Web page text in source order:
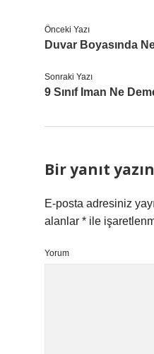
Önceki Yazı
Duvar Boyasında
Sonraki Yazı
9 Sınıf Iman Ne
Bir yanıt yazın
E-posta adresiniz
alanlar * ile
Yorum